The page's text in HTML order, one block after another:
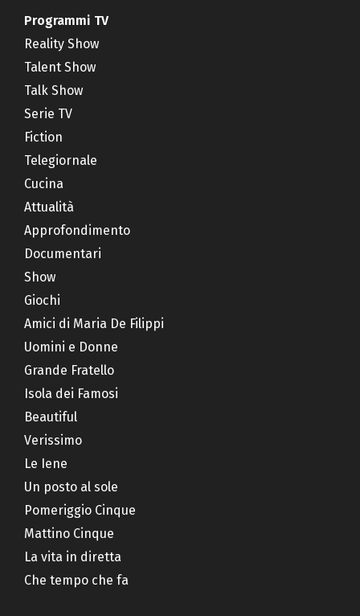
Programmi TV
Reality Show
Talent Show
Talk Show
Serie TV
Fiction
Telegiornale
Cucina
Attualità
Approfondimento
Documentari
Show
Giochi
Amici di Maria De Filippi
Uomini e Donne
Grande Fratello
Isola dei Famosi
Beautiful
Verissimo
Le Iene
Un posto al sole
Pomeriggio Cinque
Mattino Cinque
La vita in diretta
Che tempo che fa